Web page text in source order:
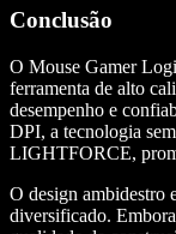
Conclusão
O Mouse Gamer
ferramenta de alto
desempenho e
DPI, a tecnologia
LIGHTFORCE,
O design ambidestro
diversificado.